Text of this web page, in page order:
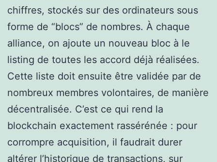
chiffres, stockés sur des ordinateurs sous
forme de “blocs” de nombres. À chaque
alliance, on ajoute un nouveau bloc à le
listing de toutes les accord déjà réalisées.
Cette liste doit ensuite être validée par de
nombreux membres volontaires, de manière
décentralisée. C’est ce qui rend la
blockchain exactement rassérénée : pour
corrompre acquisition, il faudrait durer
altérer l’historique de transactions, sur